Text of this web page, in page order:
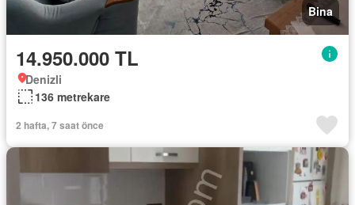
Bina
14.950.000 TL
Denizli
136 metrekare
2 hafta, 7 saat önce